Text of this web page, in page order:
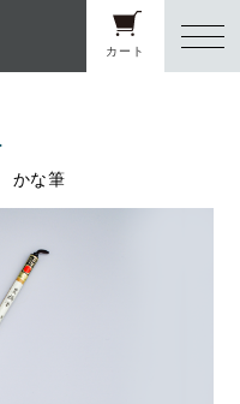
カート
かな筆